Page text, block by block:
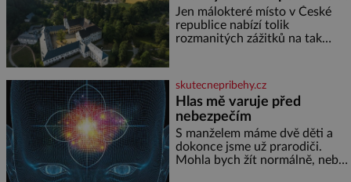
jednoduchost, měkkost a
bezpečí, proto by pokoj
miminka měl působit především
prameny
Jen málokteré místo v České
republice nabízí tolik
rozmanitých zážitků na tak
jediného dne můžete
nahlédnout do útrob jedné z
nejvýznamnějších vodních
elektráren v Evropě, vydat se na
horské hřebeny, projet se na
koloběžce a den zakončit
poznáváním památek ve
skutecnepribehy.cz
Hlas mě varuje před
nebezpečím
S manželem máme dvě děti a
dokonce jsme už prarodiči.
Mohla bych žít normálně, nebýt